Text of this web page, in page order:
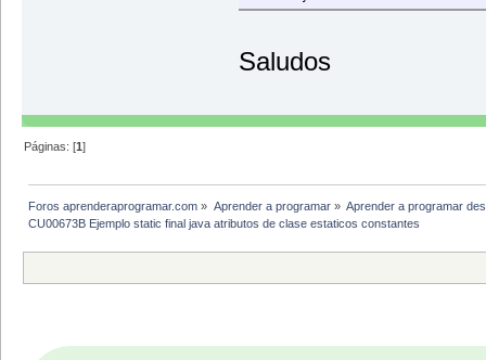
Saludos
Páginas: [1]
Foros aprenderaprogramar.com » Aprender a programar» Aprender a programar
CU00673B Ejemplo static final java atributos de clase estaticos constantes